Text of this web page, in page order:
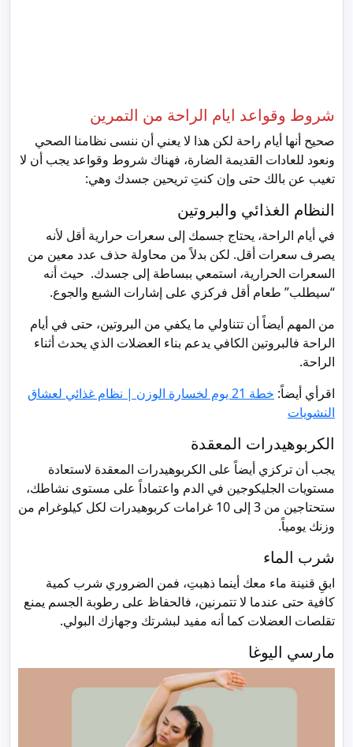
شروط وقواعد ايام الراحة من التمرين
صحيح أنها أيام راحة لكن هذا لا يعني أن ننسى نظامنا الصحي
ونعود للعادات القديمة الضارة، فهناك شروط وقواعد يجب أن لا
تغيب عن بالك حتى وإن كنتِ تريحين جسدك وهي:
النظام الغذائي والبروتين
في أيام الراحة، يحتاج جسمك إلى سعرات حرارية أقل لأنه
يصرف سعرات أقل. لكن بدلاً من محاولة حذف عدد معين من
السعرات الحرارية، استمعي ببساطة إلى جسدك. حيث أنه
“سيطلب” طعام أقل فركزي على إشارات الشبع والجوع.
من المهم أيضاً أن تتناولي ما يكفي من البروتين، حتى في أيام
الراحة فالبروتين الكافي يدعم بناء العضلات الذي يحدث أثناء
الراحة.
اقرأي أيضاً:
خطة 21 يوم لخسارة الوزن | نظام غذائي لعشاق
النشويات
الكربوهيدرات المعقدة
يجب أن تركزي أيضاً على الكربوهيدرات المعقدة لاستعادة
مستويات الجليكوجين في الدم واعتماداً على مستوى نشاطك،
ستحتاجين من 3 إلى 10 غرامات كربوهيدرات لكل كيلوغرام من
وزنك يومياً.
شرب الماء
ابقِ قنينة ماء معك أينما ذهبتِ، فمن الضروري شرب كمية
كافية حتى عندما لا تتمرنين، فالحفاظ على رطوبة الجسم يمنع
تقلصات العضلات كما أنه مفيد لبشرتك وجهازك البولي.
مارسي اليوغا